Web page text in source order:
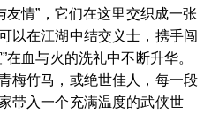
友情”，它们在这里交织成一张
以在江湖中结交义士，携手闯
在血与火的洗礼中不断升华。
梅竹马，或绝世佳人，每一段
带入一个充满温度的武侠世